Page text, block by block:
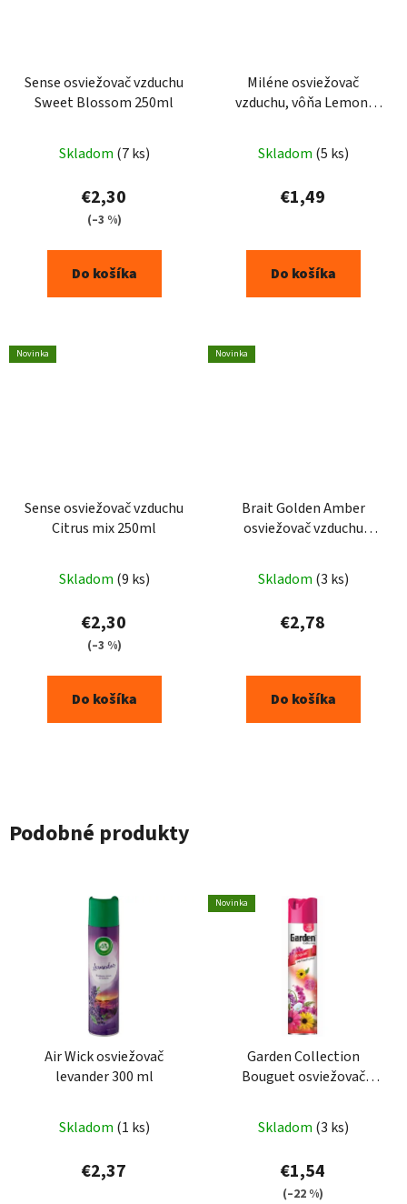
Sense osviežovač vzduchu
Sweet Blossom 250ml
Skladom (7 ks)
€2,30
(–3 %)
Do košíka
Miléne osviežovač
vzduchu, vôňa Lemon,
Skladom (5 ks)
€1,49
Do košíka
Novinka
Sense osviežovač vzduchu
Citrus mix 250ml
Skladom (9 ks)
€2,30
(–3 %)
Do košíka
Novinka
Brait Golden Amber
osviežovač vzduchu
Skladom (3 ks)
€2,78
Do košíka
Podobné produkty
Air Wick osviežovač
levander 300 ml
Skladom (1 ks)
€2,37
Novinka
Garden Collection
Bouguet osviežovač
Skladom (3 ks)
€1,54
(–22 %)